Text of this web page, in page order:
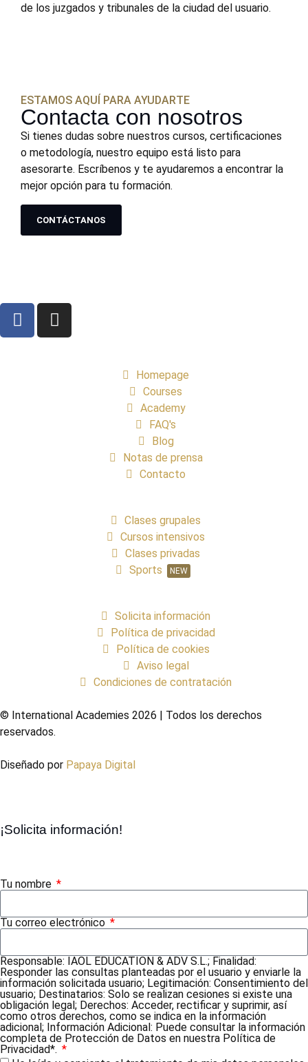
de los juzgados y tribunales de la ciudad del usuario.
ESTAMOS AQUÍ PARA AYUDARTE
Contacta con nosotros
Si tienes dudas sobre nuestros cursos, certificaciones
o metodología, nuestro equipo está listo para
asesorarte. Escríbenos y te ayudaremos a encontrar la
mejor opción para tu formación.
CONTÁCTANOS
Homepage
Courses
Academy
FAQ's
Blog
Notas de prensa
Contacto
Clases grupales
Cursos intensivos
Clases privadas
Sports
NEW
Solicita información
Política de privacidad
Política de cookies
Aviso legal
Condiciones de contratación
© International Academies 2026 | Todos los derechos
reservados.
Diseñado por Papaya Digital
¡Solicita información!
Tu nombre
Tu correo electrónico
Responsable: IAOL EDUCATION & ADV S.L.; Finalidad:
Responder las consultas planteadas por el usuario y enviarle la
información solicitada usuario; Legitimación: Consentimiento del
usuario; Destinatarios: Solo se realizan cesiones si existe una
obligación legal; Derechos: Acceder, rectificar y suprimir, así
como otros derechos, como se indica en la información
adicional; Información Adicional: Puede consultar la información
completa de Protección de Datos en nuestra Política de
Privacidad*.